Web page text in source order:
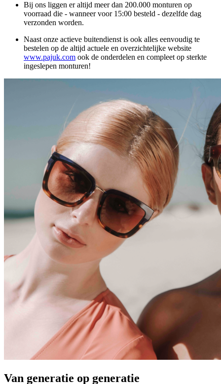
Bij ons liggen er altijd meer dan 200.000 monturen op
voorraad die - wanneer voor 15:00 besteld - dezelfde dag
verzonden worden.
Naast onze actieve buitendienst is ook alles eenvoudig te
bestelen op de altijd actuele en overzichtelijke website
www.pajuk.com ook de onderdelen en compleet op sterkte
ingeslepen monturen!
Van generatie op generatie